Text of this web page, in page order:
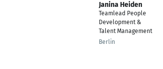
Janina Heiden
Teamlead People
Development &
Talent Management
Berlin